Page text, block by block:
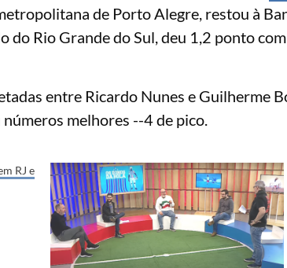
de Porto Alegre, restou à
do Rio Grande do Sul, deu 1,2 ponto
entre Ricardo Nunes e Guilherme
melhores --4 de pico.
RJ e